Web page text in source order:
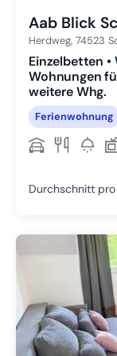
Aab Blick
Herdweg, 74523
Einzelbetten •
Wohnungen
weitere Whg.
Ferienwohnung
Durchschnitt